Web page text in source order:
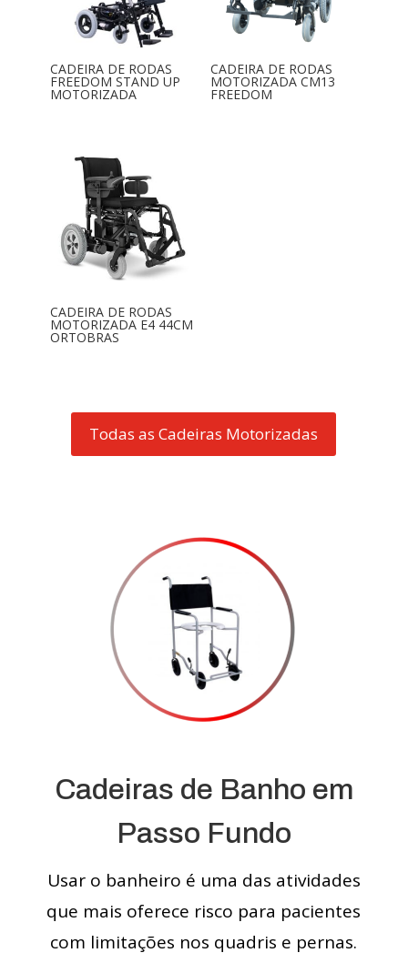
CADEIRA DE RODAS
FREEDOM STAND UP
MOTORIZADA
CADEIRA DE RODAS
MOTORIZADA CM13
FREEDOM
CADEIRA DE RODAS
MOTORIZADA E4 44CM
ORTOBRAS
Todas as Cadeiras Motorizadas
Cadeiras de Banho em
Passo Fundo
Usar o banheiro é uma das atividades
que mais oferece risco para pacientes
com limitações nos quadris e pernas.